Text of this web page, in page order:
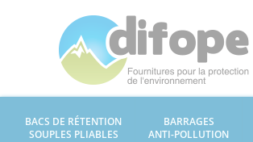
BACS DE RÉTENTION
SOUPLES PLIABLES
BARRAGES
ANTI-POLLUTION